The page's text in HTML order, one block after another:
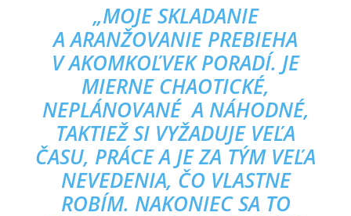
„MOJE SKLADANIE
A ARANŽOVANIE PREBIEHA
V AKOMKOĽVEK PORADÍ. JE
MIERNE CHAOTICKÉ,
NEPLÁNOVANÉ A NÁHODNÉ,
TAKTIEŽ SI VYŽADUJE VEĽA
ČASU, PRÁCE A JE ZA TÝM VEĽA
NEVEDENIA, ČO VLASTNE
ROBÍM. NAKONIEC SA TO